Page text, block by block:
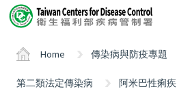
Center
block
Home 傳染病與防疫專題
第二類法定傳染病 阿米巴性痢疾